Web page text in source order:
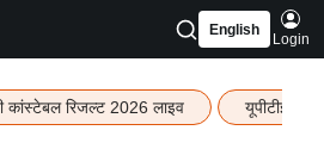
English
Login
कांस्टेबल रिजल्ट 2026 लाइव यूपीटीईटी